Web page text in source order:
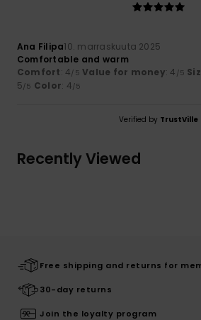
Ana Filipa10. marraskuuta 2025
Comfortable and warm
Comfort: 4/5 Value for money: 4 /5
5/5 Color: 4/5
Verified by TrustVille
Recently Viewed
Free shipping and returns for
30-day returns
Join the loyalty program